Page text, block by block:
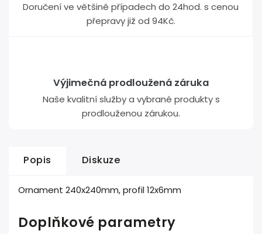
Doručení ve většině případech do 24hod. s cenou
přepravy již od 94Kč.
Výjimečná prodloužená záruka
Naše kvalitní služby a vybrané produkty s
prodlouženou zárukou.
Popis Diskuze
Ornament 240x240mm, profil 12x6mm
Doplňkové parametry